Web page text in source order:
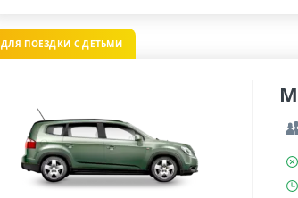
ДЛЯ ПОЕЗДКИ С ДЕТЬМИ